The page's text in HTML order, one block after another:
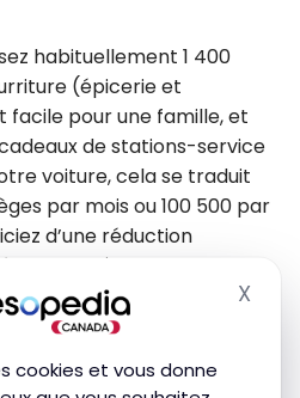
cookies et vous donne
X
habituellement 1 400
(épicerie et
facile pour une famille, et
de stations-service
voiture, cela se traduit
par mois ou 100 500 par
d’une réduction
1 000 $ sur vos
vous pouvez utiliser ces
de 1 050 $ sur votre